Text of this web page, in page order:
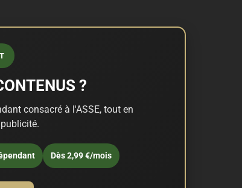
?
consacré à l'ASSE, tout en
Dès 2,99 €/mois